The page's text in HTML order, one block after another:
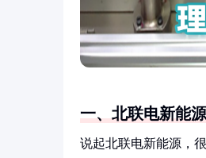
一、北联电新能
说起北联电新能源，